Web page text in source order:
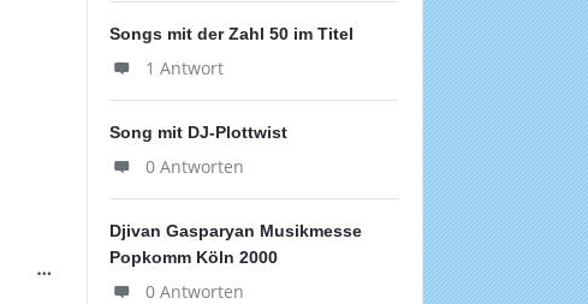
Songs mit der Zahl 50 im Titel
1 Antwort
Song mit DJ-Plottwist
0 Antworten
Djivan Gasparyan Musikmesse
Popkomm Köln 2000
0 Antworten